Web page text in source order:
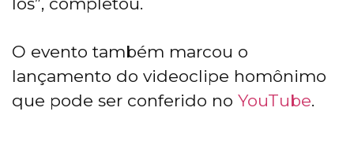
O evento também marcou o
lançamento do videoclipe homônimo
que pode ser conferido no YouTube.